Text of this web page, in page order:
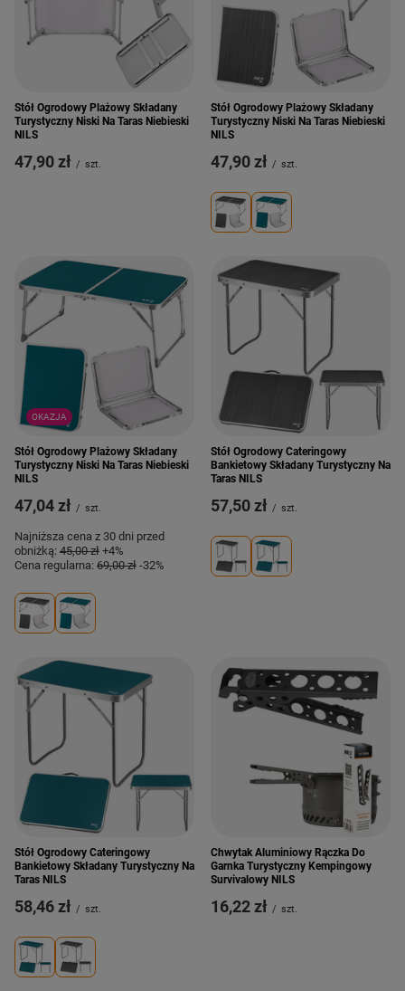
Stół Ogrodowy Plażowy Składany
Turystyczny Niski Na Taras Niebieski
NILS
47,90 zł / szt.
Stół Ogrodowy Plażowy Składany
Turystyczny Niski Na Taras Niebieski
NILS
47,90 zł / szt.
OKAZJA
Stół Ogrodowy Plażowy Składany
Turystyczny Niski Na Taras Niebieski
NILS
47,04 zł / szt.
Najniższa cena z 30 dni przed
obniżką: 45,00 zł +4%
Cena regularna: 69,00 zł -32%
Stół Ogrodowy Cateringowy
Bankietowy Składany Turystyczny Na
Taras NILS
57,50 zł / szt.
Stół Ogrodowy Cateringowy
Bankietowy Składany Turystyczny Na
Taras NILS
58,46 zł / szt.
Chwytak Aluminiowy Rączka Do
Garnka Turystyczny Kempingowy
Survivalowy NILS
16,22 zł / szt.